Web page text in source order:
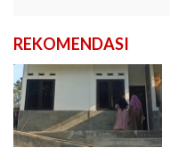
REKOMENDASI